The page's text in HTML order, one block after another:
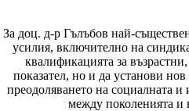
За доц. д-р Гълъбов най-
усилия, включително на
квалификацията за
показател, но и да установи
преодоляването на социалната
между поколенията и